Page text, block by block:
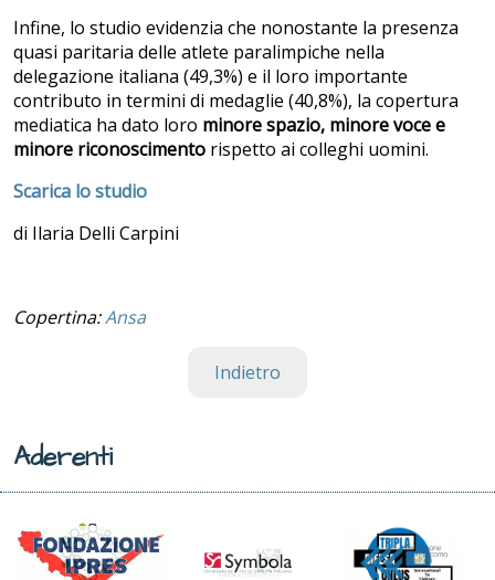
Infine, lo studio evidenzia che nonostante la presenza
quasi paritaria delle atlete paralimpiche nella
delegazione italiana (49,3%) e il loro importante
contributo in termini di medaglie (40,8%), la copertura
mediatica ha dato loro minore spazio, minore voce e
minore riconoscimento rispetto ai colleghi uomini.
Scarica lo studio
di Ilaria Delli Carpini
Copertina:Ansa
Indietro
Aderenti